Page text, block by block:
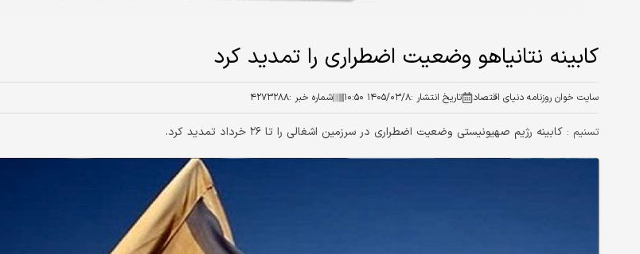
کابینه نتانیاهو وضعیت اضطراری را تمدید کرد
سایت خوان روزنامه دنیای اقتصاد تاریخ انتشار :۱۴۰۵/۰۳/۸ ۱۰:۵۰ شماره خبر :۴۲۷۳۲۸۸
تسنیم : کابینه رژیم صهیونیستی وضعیت اضطراری در سرزمین اشغالی را تا ۲۶ خرداد تمدید کرد.